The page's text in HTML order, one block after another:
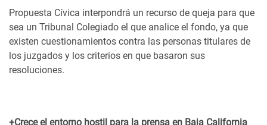
Propuesta Cívica interpondrá un recurso de queja para que
sea un Tribunal Colegiado el que analice el fondo, ya que
existen cuestionamientos contra las personas titulares de
los juzgados y los criterios en que basaron sus
resoluciones.
+Crece el entorno hostil para la prensa en Baja California